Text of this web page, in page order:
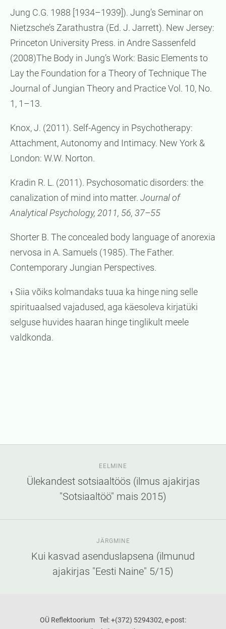
Jung C.G. 1988 [1934–1939]). Jung’s Seminar on
Nietzsche’s Zarathustra (Ed. J. Jarrett). New Jersey:
Princeton University Press. in Andre Sassenfeld
(2008)The Body in Jung’s Work: Basic Elements to
Lay the Foundation for a Theory of Technique The
Journal of Jungian Theory and Practice Vol. 10, No.
1, 1–13.
Knox, J. (2011). Self-Agency in Psychotherapy:
Attachment, Autonomy and Intimacy. New York &
London: W.W. Norton.
Kradin R. L. (2011). Psychosomatic disorders: the
canalization of mind into matter. Journal of
Analytical Psychology, 2011, 56, 37–55
Shorter B. The concealed body language of anorexia
nervosa in A. Samuels (1985). The Father.
Contemporary Jungian Perspectives.
1
Siia võiks kolmandaks tuua ka hinge ning selle
spirituaalsed vajadused, aga käesoleva kirjatüki
selguse huvides haaran hinge tinglikult meele
valdkonda.
EELMINE
Ülekandest sotsiaaltöös (ilmus ajakirjas
"Sotsiaaltöö" mais 2015)
JÄRGMINE
Kui kasvad asenduslapsena (ilmunud
ajakirjas "Eesti Naine" 5/15)
OÜ Reflektoorium Tel: +(372) 5294302, e-post: